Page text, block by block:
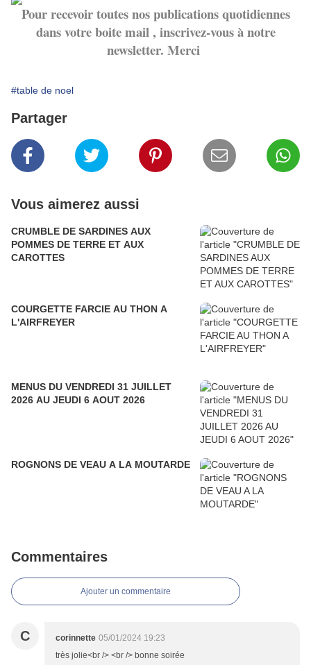
Pour recevoir toutes nos publications quotidiennes
dans votre boite mail , inscrivez-vous à notre
newsletter. Merci
#table de noel
Partager
Vous aimerez aussi
CRUMBLE DE SARDINES AUX
POMMES DE TERRE ET AUX
CAROTTES
COURGETTE FARCIE AU THON A
L'AIRFREYER
MENUS DU VENDREDI 31 JUILLET
2026 AU JEUDI 6 AOUT 2026
ROGNONS DE VEAU A LA MOUTARDE
Commentaires
Ajouter un commentaire
C corinnette 05/01/2024 19:23
très jolie<br /> <br /> bonne soirée